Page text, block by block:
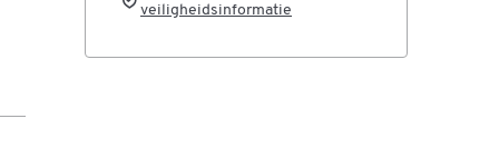
veiligheidsinformatie